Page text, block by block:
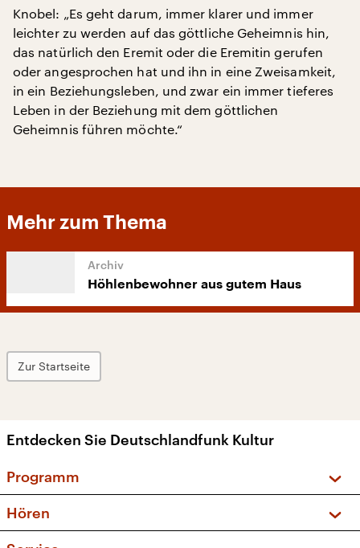
Knobel: „Es geht darum, immer klarer und immer
leichter zu werden auf das göttliche Geheimnis hin,
das natürlich den Eremit oder die Eremitin gerufen
oder angesprochen hat und ihn in eine Zweisamkeit,
in ein Beziehungsleben, und zwar ein immer tieferes
Leben in der Beziehung mit dem göttlichen
Geheimnis führen möchte.“
Mehr zum Thema
Höhlenbewohner aus gutem Haus
Zur Startseite
Entdecken Sie Deutschlandfunk Kultur
Programm
Sendungen und Podcasts
Hören